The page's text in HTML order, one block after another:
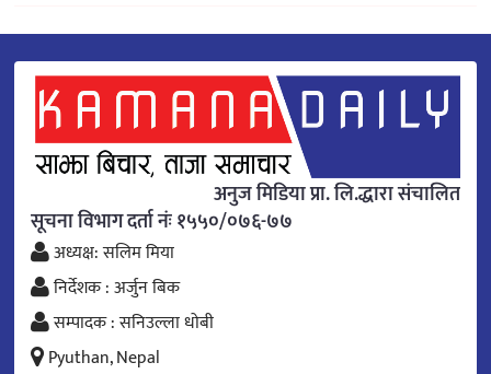
अनुज मिडिया प्रा. लि.द्धारा संचालित
सूचना विभाग दर्ता नंः १५५०/०७६-७७
अध्यक्ष: सलिम मिया
निर्देशक : अर्जुन बिक
सम्पादक : सनिउल्ला धोबी
Pyuthan, Nepal